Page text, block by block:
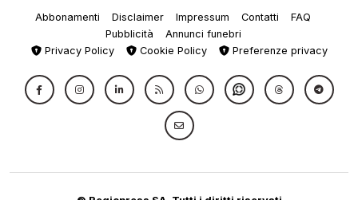
Abbonamenti Disclaimer Impressum Contatti
FAQ
Pubblicità
Annunci funebri
Privacy Policy
Cookie Policy Preferenze privacy